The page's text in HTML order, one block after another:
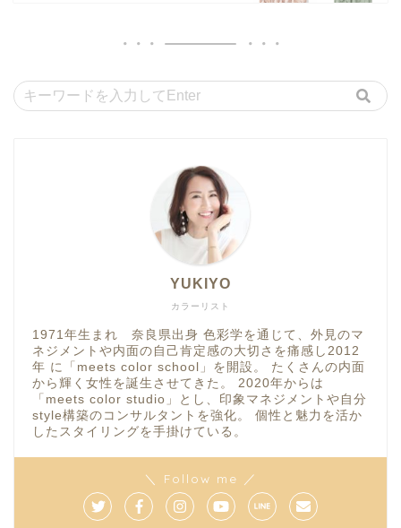
カラーリスト
YUKIYO
1971年生まれ 奈良県出身 色彩学を通じて、外見のマ
ネジメントや内面の自己肯定感の大切さを痛感し2012
年 に「meets color school」を開設。 たくさんの内面
から輝く女性を誕生させてきた。 2020年からは
「meets color studio」とし、印象マネジメントや自分
style構築のコンサルタントを強化。 個性と魅力を活か
したスタイリングを手掛けている。
＼ Follow me ／